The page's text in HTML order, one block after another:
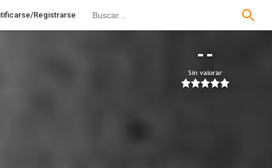
Registrarse
--
Sin valorar